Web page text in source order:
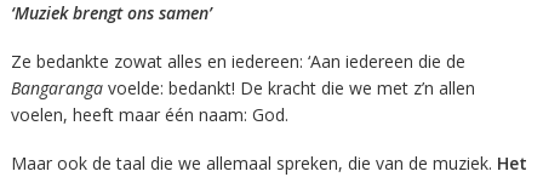
‘Muziek brengt ons samen’
Ze bedankte zowat alles en iedereen: ‘Aan iedereen die de
Bangarangavoelde: bedankt! De kracht die we met z’n allen
voelen, heeft maar één naam: God.
Maar ook de taal die we allemaal spreken, die van de muziek. Het